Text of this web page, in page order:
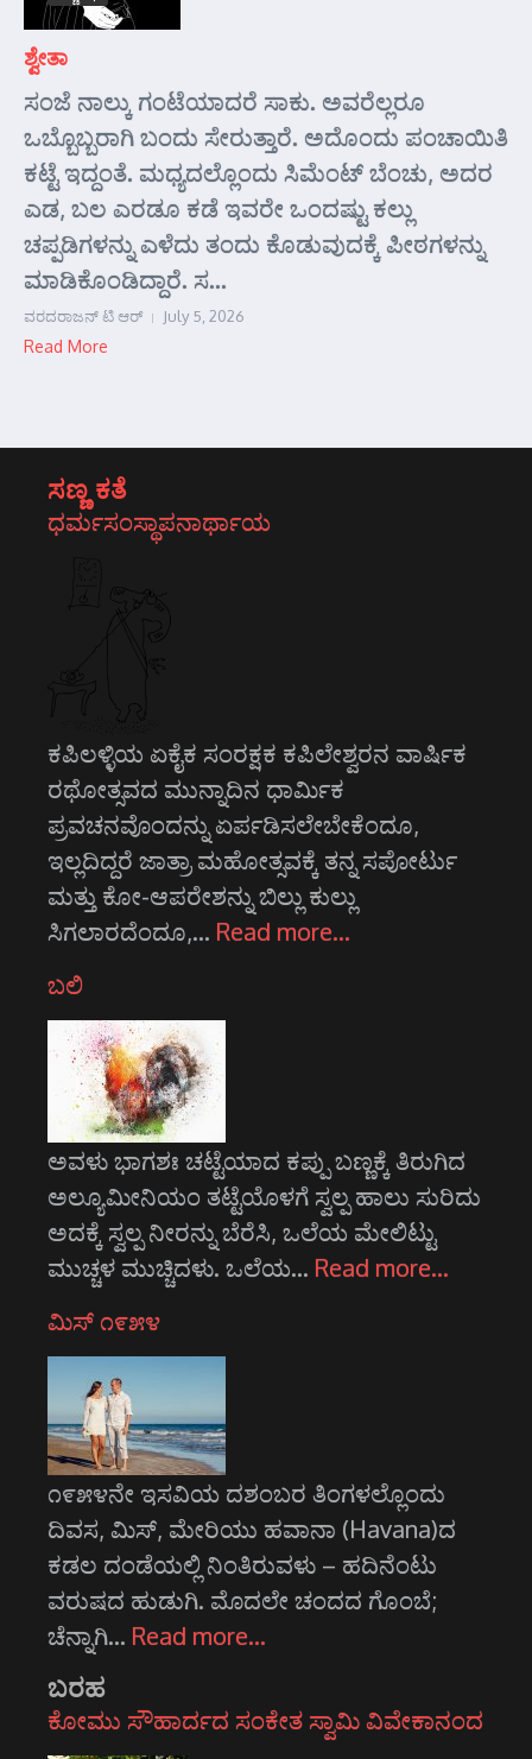
ಶ್ವೇತಾ
ಸಂಜೆ ನಾಲ್ಕು ಗಂಟೆಯಾದರೆ ಸಾಕು. ಅವರೆಲ್ಲರೂ
ಒಬ್ಬೊಬ್ಬರಾಗಿ ಬಂದು ಸೇರುತ್ತಾರೆ. ಅದೊಂದು ಪಂಚಾಯಿತಿ
ಕಟ್ಟೆ ಇದ್ದಂತೆ. ಮಧ್ಯದಲ್ಲೊಂದು ಸಿಮೆಂಟ್ ಬೆಂಚು, ಅದರ
ಎಡ, ಬಲ ಎರಡೂ ಕಡೆ ಇವರೇ ಒಂದಷ್ಟು ಕಲ್ಲು
ಚಪ್ಪಡಿಗಳನ್ನು ಎಳೆದು ತಂದು ಕೊಡುವುದಕ್ಕೆ ಪೀಠಗಳನ್ನು
ಮಾಡಿಕೊಂಡಿದ್ದಾರೆ. ಸ...
ವರದರಾಜನ್ ಟಿ ಆರ್ July 5, 2026
Read More
ಸಣ್ಣ ಕತೆ
ಧರ್ಮಸಂಸ್ಥಾಪನಾರ್ಥಾಯ
ಕಪಿಲಳ್ಳಿಯ ಏಕೈಕ ಸಂರಕ್ಷಕ ಕಪಿಲೇಶ್ವರನ ವಾರ್ಷಿಕ
ರಥೋತ್ಸವದ ಮುನ್ನಾದಿನ ಧಾರ್ಮಿಕ
ಪ್ರವಚನವೊಂದನ್ನು ಏರ್ಪಡಿಸಲೇಬೇಕೆಂದೂ,
ಇಲ್ಲದಿದ್ದರೆ ಜಾತ್ರಾ ಮಹೋತ್ಸವಕ್ಕೆ ತನ್ನ ಸಪೋರ್ಟು
ಮತ್ತು ಕೋ-ಆಪರೇಶನ್ನು ಬಿಲ್ಲು ಕುಲ್ಲು
ಸಿಗಲಾರದೆಂದೂ,… Read more…
ಬಲಿ
ಅವಳು ಭಾಗಶಃ ಚಟ್ಟೆಯಾದ ಕಪ್ಪು ಬಣ್ಣಕ್ಕೆ ತಿರುಗಿದ
ಅಲ್ಯೂಮೀನಿಯಂ ತಟ್ಟೆಯೊಳಗೆ ಸ್ವಲ್ಪ ಹಾಲು ಸುರಿದು
ಅದಕ್ಕೆ ಸ್ವಲ್ಪ ನೀರನ್ನು ಬೆರೆಸಿ, ಒಲೆಯ ಮೇಲಿಟ್ಟು
ಮುಚ್ಚಳ ಮುಚ್ಚಿದಳು. ಒಲೆಯ… Read more…
ಮಿಸ್ ೧೯೫೪
೧೯೫೪ನೇ ಇಸವಿಯ ದಶಂಬರ ತಿಂಗಳಲ್ಲೊಂದು
ದಿವಸ, ಮಿಸ್, ಮೇರಿಯು ಹವಾನಾ (Havana)ದ
ಕಡಲ ದಂಡೆಯಲ್ಲಿ ನಿಂತಿರುವಳು – ಹದಿನೆಂಟು
ವರುಷದ ಹುಡುಗಿ. ಮೊದಲೇ ಚಂದದ ಗೊಂಬೆ;
ಚೆನ್ನಾಗಿ… Read more…
ಬರಹ
ಕೋಮು ಸೌಹಾರ್ದದ ಸಂಕೇತ ಸ್ವಾಮಿ ವಿವೇಕಾನಂದ